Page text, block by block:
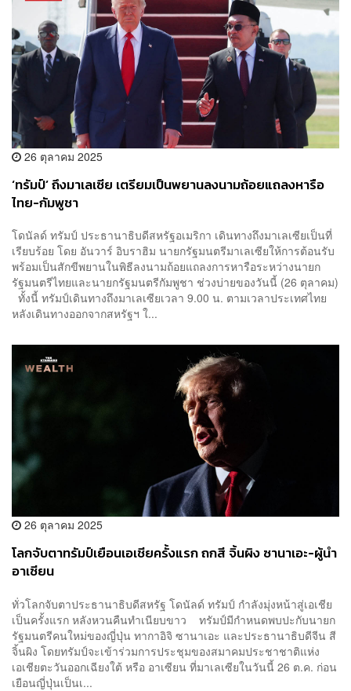
26 ตุลาคม 2025
‘ทรัมป์’ ถึงมาเลเซีย เตรียมเป็นพยานลงนามถ้อยแถลงหารือ
ไทย-กัมพูชา
โดนัลด์ ทรัมป์ ประธานาธิบดีสหรัฐอเมริกา เดินทางถึงมาเลเซียเป็นที่
เรียบร้อย โดย อันวาร์ อิบราฮิม นายกรัฐมนตรีมาเลเซียให้การต้อนรับ
พร้อมเป็นสักขีพยานในพิธีลงนามถ้อยแถลงการหารือระหว่างนายก
รัฐมนตรีไทยและนายกรัฐมนตรีกัมพูชา ช่วงบ่ายของวันนี้ (26 ตุลาคม)
ทั้งนี้ ทรัมป์เดินทางถึงมาเลเซียเวลา 9.00 น. ตามเวลาประเทศไทย
หลังเดินทางออกจากสหรัฐฯ ใ...
26 ตุลาคม 2025
โลกจับตาทรัมป์เยือนเอเชียครั้งแรก ถกสี จิ้นผิง ซานาเอะ-ผู้นำ
อาเซียน
ทั่วโลกจับตาประธานาธิบดีสหรัฐ โดนัลด์ ทรัมป์ กำลังมุ่งหน้าสู่เอเชีย
เป็นครั้งแรก หลังหวนคืนทำเนียบขาว ทรัมป์มีกำหนดพบปะกับนายก
รัฐมนตรีคนใหม่ของญี่ปุ่น ทากาอิจิ ซานาเอะ และประธานาธิบดีจีน สี
จิ้นผิง โดยทรัมป์จะเข้าร่วมการประชุมของสมาคมประชาชาติแห่ง
เอเชียตะวันออกเฉียงใต้ หรือ อาเซียน ที่มาเลเซียในวันนี้ 26 ต.ค. ก่อน
เยือนญี่ปุ่นเป็นเ...